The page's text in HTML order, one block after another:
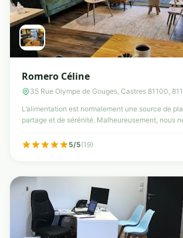
Romero Céline
35 Rue Olympe de Gouges, Castres 81100,
L’alimentation est normalement une source de
partage et de sérénité. Malheureusement,
5/5(19)